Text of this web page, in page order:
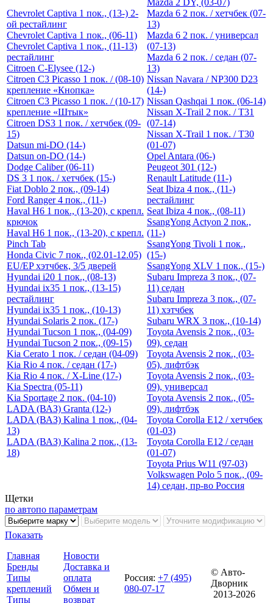
Chevrolet Captiva 1 пок., (13-) 2-
ой рестайлинг
Chevrolet Captiva 1 пок., (06-11)
Chevrolet Captiva 1 пок., (11-13)
рестайлинг
Citroen C-Elysee (12-)
Citroen C3 Picasso 1 пок. / (08-10)
крепление «Кнопка»
Citroen C3 Picasso 1 пок. / (10-17)
крепление «Штык»
Citroen DS3 1 пок. / хетчбек (09-
15)
Datsun mi-DO (14-)
Datsun on-DO (14-)
Dodge Caliber (06-11)
DS 3 1 пок. / хетчбек (15-)
Fiat Doblo 2 пок., (09-14)
Ford Ranger 4 пок., (11-)
Haval H6 1 пок., (13-20), с крепл.
крючок
Haval H6 1 пок., (13-20), с крепл.
Pinch Tab
Honda Civic 7 пок., (02.01-12.05)
EU/EP хэтчбек, 3/5 дверей
Hyundai i20 1 пок., (08-13)
Hyundai ix35 1 пок., (13-15)
рестайлинг
Hyundai ix35 1 пок., (10-13)
Hyundai Solaris 2 пок. (17-)
Hyundai Tucson 1 пок., (04-09)
Hyundai Tucson 2 пок., (09-15)
Kia Cerato 1 пок. / cедан (04-09)
Kia Rio 4 пок. / седан (17-)
Kia Rio 4 пок. / X-Line (17-)
Kia Spectra (05-11)
Kia Sportage 2 пок. (04-10)
LADA (ВАЗ) Granta (12-)
LADA (ВАЗ) Kalina 1 пок., (04-
13)
LADA (ВАЗ) Kalina 2 пок., (13-
18)
Mazda 6 2 пок. / хетчбек (07-
13)
Mazda 6 2 пок. / универсал
(07-13)
Mazda 6 2 пок. / седан (07-
13)
Nissan Navara / NP300 D23
(14-)
Nissan Qashqai 1 пок. (06-14)
Nissan X-Trail 2 пок. / T31
(07-14)
Nissan X-Trail 1 пок. / T30
(01-07)
Opel Antara (06-)
Peugeot 301 (12-)
Renault Latitude (11-)
Seat Ibiza 4 пок., (11-)
рестайлинг
Seat Ibiza 4 пок., (08-11)
SsangYong Actyon 2 пок.,
(11-)
SsangYong Tivoli 1 пок.,
(15-)
SsangYong XLV 1 пок., (15-)
Subaru Impreza 3 пок., (07-
11) седан
Subaru Impreza 3 пок., (07-
11) хэтчбек
Subaru WRX 3 пок., (10-14)
Toyota Avensis 2 пок., (03-
09), седан
Toyota Avensis 2 пок., (03-
05), лифтбэк
Toyota Avensis 2 пок., (03-
09), универсал
Toyota Avensis 2 пок., (05-
09), лифтбэк
Toyota Corolla E12 / хетчбек
(01-03)
Toyota Corolla E12 / седан
(01-07)
Toyota Prius W11 (97-03)
Volkswagen Polo 5 пок., (09-
14) седан, пр-во Россия
Щетки
по автопо параметрам
Показать
Главная
Бренды
Типы
креплений
Типы
Новости
Доставка и
оплата
Обмен и
возврат
Россия: +7 (495)
080-07-17
© Авто-
Дворник
2013-2026